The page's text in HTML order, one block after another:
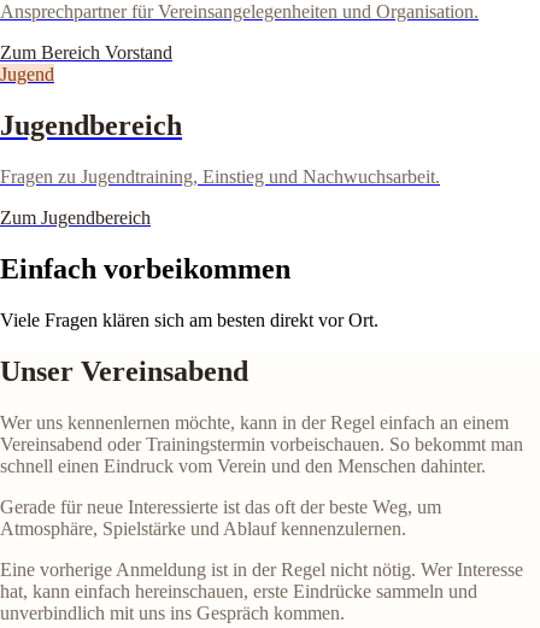
Ansprechpartner für Vereinsangelegenheiten und Organisation.
Zum Bereich Vorstand
Jugend
Jugendbereich
Fragen zu Jugendtraining, Einstieg und Nachwuchsarbeit.
Zum Jugendbereich
Einfach vorbeikommen
Viele Fragen klären sich am besten direkt vor Ort.
Unser Vereinsabend
Wer uns kennenlernen möchte, kann in der Regel einfach an einem
Vereinsabend oder Trainingstermin vorbeischauen. So bekommt man
schnell einen Eindruck vom Verein und den Menschen dahinter.
Gerade für neue Interessierte ist das oft der beste Weg, um
Atmosphäre, Spielstärke und Ablauf kennenzulernen.
Eine vorherige Anmeldung ist in der Regel nicht nötig. Wer Interesse
hat, kann einfach hereinschauen, erste Eindrücke sammeln und
unverbindlich mit uns ins Gespräch kommen.